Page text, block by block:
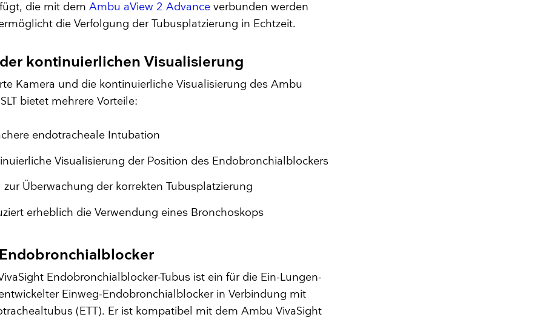
die mit dem Ambu aView 2 Advance verbunden werden
die Verfolgung der Tubusplatzierung in Echtzeit.
kontinuierlichen Visualisierung
Kamera und die kontinuierliche Visualisierung des Ambu
bietet mehrere Vorteile:
endotracheale Intubation
Visualisierung der Position des Endobronchialblockers
zur Überwachung der korrekten Tubusplatzierung
erheblich die Verwendung eines Bronchoskops
Endobronchialblocker-Tubus ist ein für die Ein-Lungen-
Einweg-Endobronchialblocker in Verbindung mit
(ETT). Er ist kompatibel mit dem Ambu VivaSight